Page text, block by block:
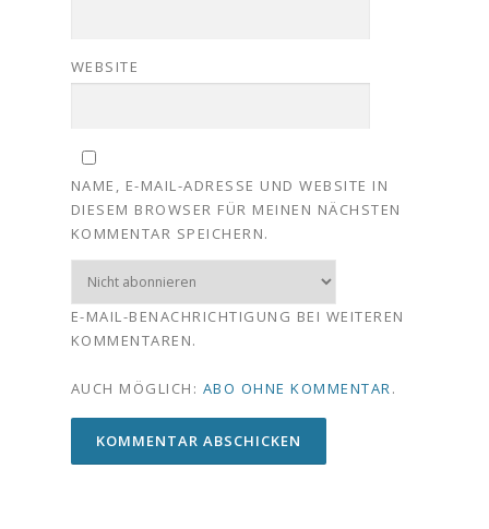
WEBSITE
NAME, E-MAIL-ADRESSE UND WEBSITE IN
DIESEM BROWSER FÜR MEINEN NÄCHSTEN
KOMMENTAR SPEICHERN.
E-MAIL-BENACHRICHTIGUNG BEI WEITEREN
KOMMENTAREN.
AUCH MÖGLICH: ABO OHNE KOMMENTAR.